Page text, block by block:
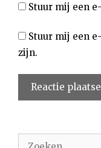
Stuur mij een
Stuur mij een
zijn.